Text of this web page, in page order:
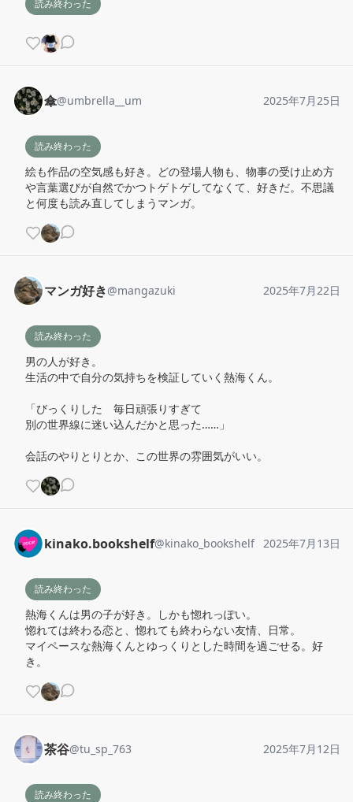
読み終わった
傘@umbrella__um 2025年7月25日
読み終わった
絵も作品の空気感も好き。どの登場人物も、物事の受け止め方
や言葉選びが自然でかつトゲトゲしてなくて、好きだ。不思議
と何度も読み直してしまうマンガ。
マンガ好き@mangazuki 2025年7月22日
読み終わった
男の人が好き。
生活の中で自分の気持ちを検証していく熱海くん。
「びっくりした　毎日頑張りすぎて
別の世界線に迷い込んだかと思った……」
会話のやりとりとか、この世界の雰囲気がいい。
kinako.bookshelf@kinako_bookshelf 2025年7月13日
読み終わった
熱海くんは男の子が好き。しかも惚れっぽい。
惚れては終わる恋と、惚れても終わらない友情、日常。
マイペースな熱海くんとゆっくりとした時間を過ごせる。好
き。
茶谷@tu_sp_763 2025年7月12日
読み終わった